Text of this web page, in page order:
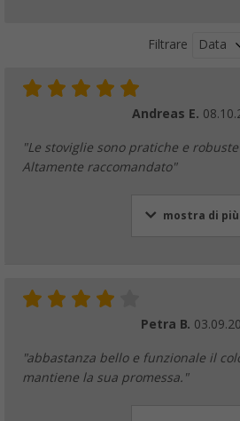
Filtrare Data
Andreas E.
"Le stoviglie sono pratiche e
Altamente raccomandato"
mostra di più
Petra B.
"abbastanza bello e funzionale il
mantiene la sua promessa."